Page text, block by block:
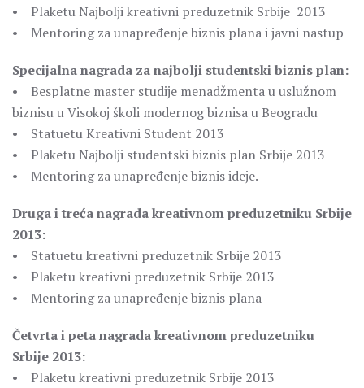
• Plaketu Najbolji kreativni preduzetnik Srbije 2013
• Mentoring za unapređenje biznis plana i javni nastup
Specijalna nagrada za najbolji studentski biznis plan:
• Besplatne master studije menadžmenta u uslužnom
biznisu u Visokoj školi modernog biznisa u Beogradu
• Statuetu Kreativni Student 2013
• Plaketu Najbolji studentski biznis plan Srbije 2013
• Mentoring za unapređenje biznis ideje.
Druga i treća nagrada kreativnom preduzetniku Srbije
2013:
• Statuetu kreativni preduzetnik Srbije 2013
• Plaketu kreativni preduzetnik Srbije 2013
• Mentoring za unapređenje biznis plana
Četvrta i peta nagrada kreativnom preduzetniku
Srbije 2013:
• Plaketu kreativni preduzetnik Srbije 2013